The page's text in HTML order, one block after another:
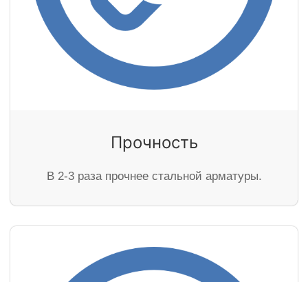
Прочность
В 2-3 раза прочнее стальной арматуры.